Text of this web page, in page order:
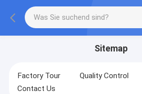
Sitemap
Factory Tour Quality Control
Contact Us